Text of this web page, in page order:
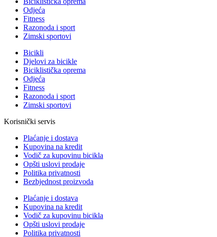
Odjeća
Fitness
Razonoda i sport
Zimski sportovi
Bicikli
Djelovi za bicikle
Biciklistička oprema
Odjeća
Fitness
Razonoda i sport
Zimski sportovi
Korisnički servis
Plaćanje i dostava
Kupovina na kredit
Vodič za kupovinu bicikla
Opšti uslovi prodaje
Politika privatnosti
Bezbjednost proizvoda
Plaćanje i dostava
Kupovina na kredit
Vodič za kupovinu bicikla
Opšti uslovi prodaje
Politika privatnosti